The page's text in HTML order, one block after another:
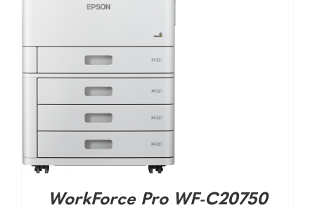
WorkForce Pro WF-C20750